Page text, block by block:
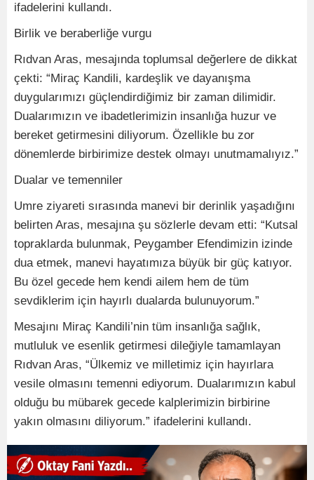
ifadelerini kullandı.
Birlik ve beraberliğe vurgu
Rıdvan Aras, mesajında toplumsal değerlere de dikkat
çekti: “Miraç Kandili, kardeşlik ve dayanışma
duygularımızı güçlendirdiğimiz bir zaman dilimidir.
Dualarımızın ve ibadetlerimizin insanlığa huzur ve
bereket getirmesini diliyorum. Özellikle bu zor
dönemlerde birbirimize destek olmayı unutmamalıyız.”
Dualar ve temenniler
Umre ziyareti sırasında manevi bir derinlik yaşadığını
belirten Aras, mesajına şu sözlerle devam etti: “Kutsal
topraklarda bulunmak, Peygamber Efendimizin izinde
dua etmek, manevi hayatımıza büyük bir güç katıyor.
Bu özel gecede hem kendi ailem hem de tüm
sevdiklerim için hayırlı dualarda bulunuyorum.”
Mesajını Miraç Kandili’nin tüm insanlığa sağlık,
mutluluk ve esenlik getirmesi dileğiyle tamamlayan
Rıdvan Aras, “Ülkemiz ve milletimiz için hayırlara
vesile olmasını temenni ediyorum. Dualarımızın kabul
olduğu bu mübarek gecede kalplerimizin birbirine
yakın olmasını diliyorum.” ifadelerini kullandı.